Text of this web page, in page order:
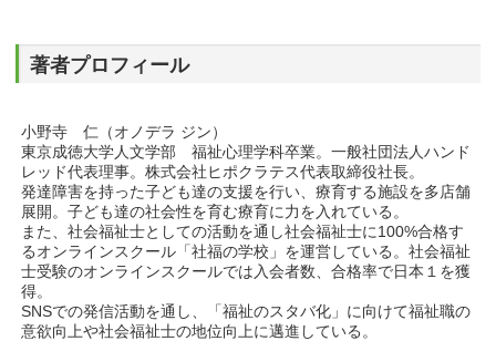
著者プロフィール
小野寺 仁（オノデラ ジン）
東京成徳大学人文学部 福祉心理学科卒業。一般社団法人ハンド
レッド代表理事。株式会社ヒポクラテス代表取締役社長。
発達障害を持った子ども達の支援を行い、療育する施設を多店舗
展開。子ども達の社会性を育む療育に力を入れている。
また、社会福祉士としての活動を通し社会福祉士に100%合格す
るオンラインスクール「社福の学校」を運営している。社会福祉
士受験のオンラインスクールでは入会者数、合格率で日本１を獲
得。
SNSでの発信活動を通し、「福祉のスタバ化」に向けて福祉職の
意欲向上や社会福祉士の地位向上に邁進している。